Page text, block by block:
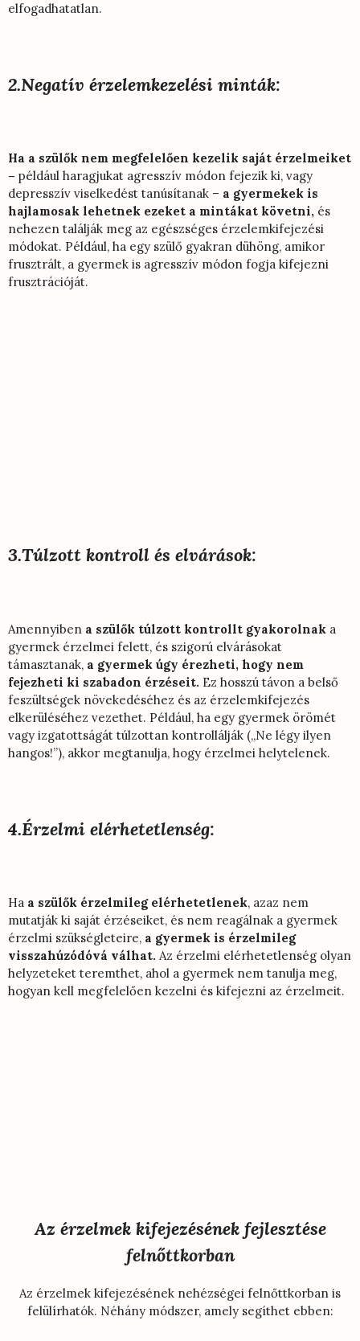
elfogadhatatlan.
2.Negatív érzelemkezelési minták:
Ha a szülők nem megfelelően kezelik saját érzelmeiket
– például haragjukat agresszív módon fejezik ki, vagy
depresszív viselkedést tanúsítanak – a gyermekek is
hajlamosak lehetnek ezeket a mintákat követni, és
nehezen találják meg az egészséges érzelemkifejezési
módokat. Például, ha egy szülő gyakran dühöng, amikor
frusztrált, a gyermek is agresszív módon fogja kifejezni
frusztrációját.
3.Túlzott kontroll és elvárások:
Amennyiben a szülők túlzott kontrollt gyakorolnak a
gyermek érzelmei felett, és szigorú elvárásokat
támasztanak, a gyermek úgy érezheti, hogy nem
fejezheti ki szabadon érzéseit. Ez hosszú távon a belső
feszültségek növekedéséhez és az érzelemkifejezés
elkerüléséhez vezethet. Például, ha egy gyermek örömét
vagy izgatottságát túlzottan kontrollálják („Ne légy ilyen
hangos!”), akkor megtanulja, hogy érzelmei helytelenek.
4.Érzelmi elérhetetlenség:
Ha a szülők érzelmileg elérhetetlenek, azaz nem
mutatják ki saját érzéseiket, és nem reagálnak a gyermek
érzelmi szükségleteire, a gyermek is érzelmileg
visszahúzódóvá válhat. Az érzelmi elérhetetlenség olyan
helyzeteket teremthet, ahol a gyermek nem tanulja meg,
hogyan kell megfelelően kezelni és kifejezni az érzelmeit.
Az érzelmek kifejezésének fejlesztése
felnőttkorban
Az érzelmek kifejezésének nehézségei felnőttkorban is
felülírhatók. Néhány módszer, amely segíthet ebben: